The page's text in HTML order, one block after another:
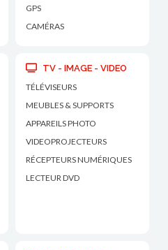
GPS
CAMÉRAS
TV - IMAGE - VIDEO
TÉLÉVISEURS
MEUBLES & SUPPORTS
APPAREILS PHOTO
VIDEOPROJECTEURS
RÉCEPTEURS NUMÉRIQUES
LECTEUR DVD